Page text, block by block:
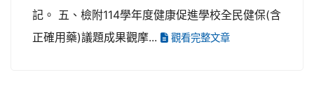
記。 五、檢附114學年度健康促進學校全民健保(含
正確用藥)議題成果觀摩...
觀看完整文章